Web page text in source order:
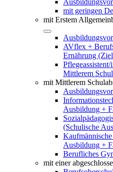
mit geringen
mit Erstem
AVflex +
Ernährung
Mittlerem
mit Mittlerem
Ausbildung +
(Schulische
Ausbildung +
Berufliches
mit einer